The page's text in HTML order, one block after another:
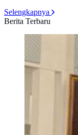
Selengkapnya
Berita Terbaru